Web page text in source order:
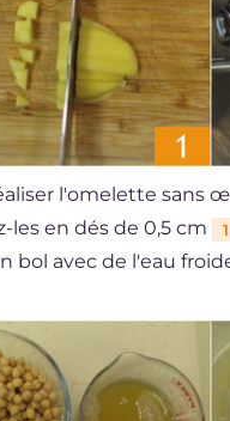
l'omelette sans
les en dés de 0,5 cm
1
bol avec de l'eau